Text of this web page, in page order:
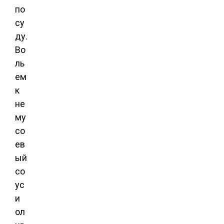
по
су
ду.
Во
ль
ем
к
не
му
со
ев
ый
со
ус
и
ол